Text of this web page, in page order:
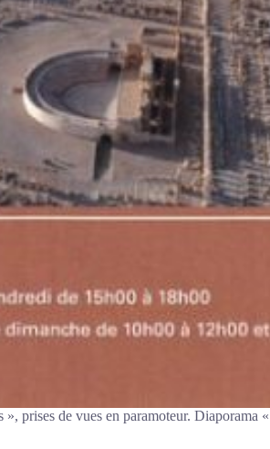
prises de vues en paramoteur.